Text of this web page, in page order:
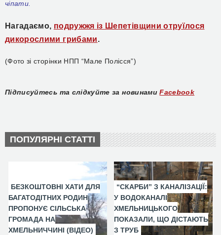
чіпати.
Нагадаємо, подружжя із Шепетівщини отруїлося
дикорослими грибами.
(Фото зі сторінки НПП “Мале Полісся”)
Підписуйтесь та слідкуйте за новинами Facebook
ПОПУЛЯРНІ СТАТТІ
БЕЗКОШТОВНІ ХАТИ ДЛЯ
БАГАТОДІТНИХ РОДИН
ПРОПОНУЄ СІЛЬСЬКА
ГРОМАДА НА
ХМЕЛЬНИЧЧИНІ (ВІДЕО)
“СКАРБИ” З КАНАЛІЗАЦІЇ:
У ВОДОКАНАЛІ
ХМЕЛЬНИЦЬКОГО
ПОКАЗАЛИ, ЩО ДІСТАЮТЬ
З ТРУБ